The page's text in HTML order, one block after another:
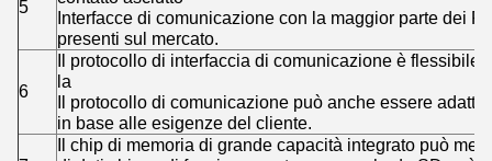
5
Interfacce di comunicazione con la maggior parte dei
presenti sul mercato.
6
Il protocollo di interfaccia di comunicazione è flessibile
la
Il protocollo di comunicazione può anche essere
in base alle esigenze del cliente.
Il chip di memoria di grande capacità integrato può